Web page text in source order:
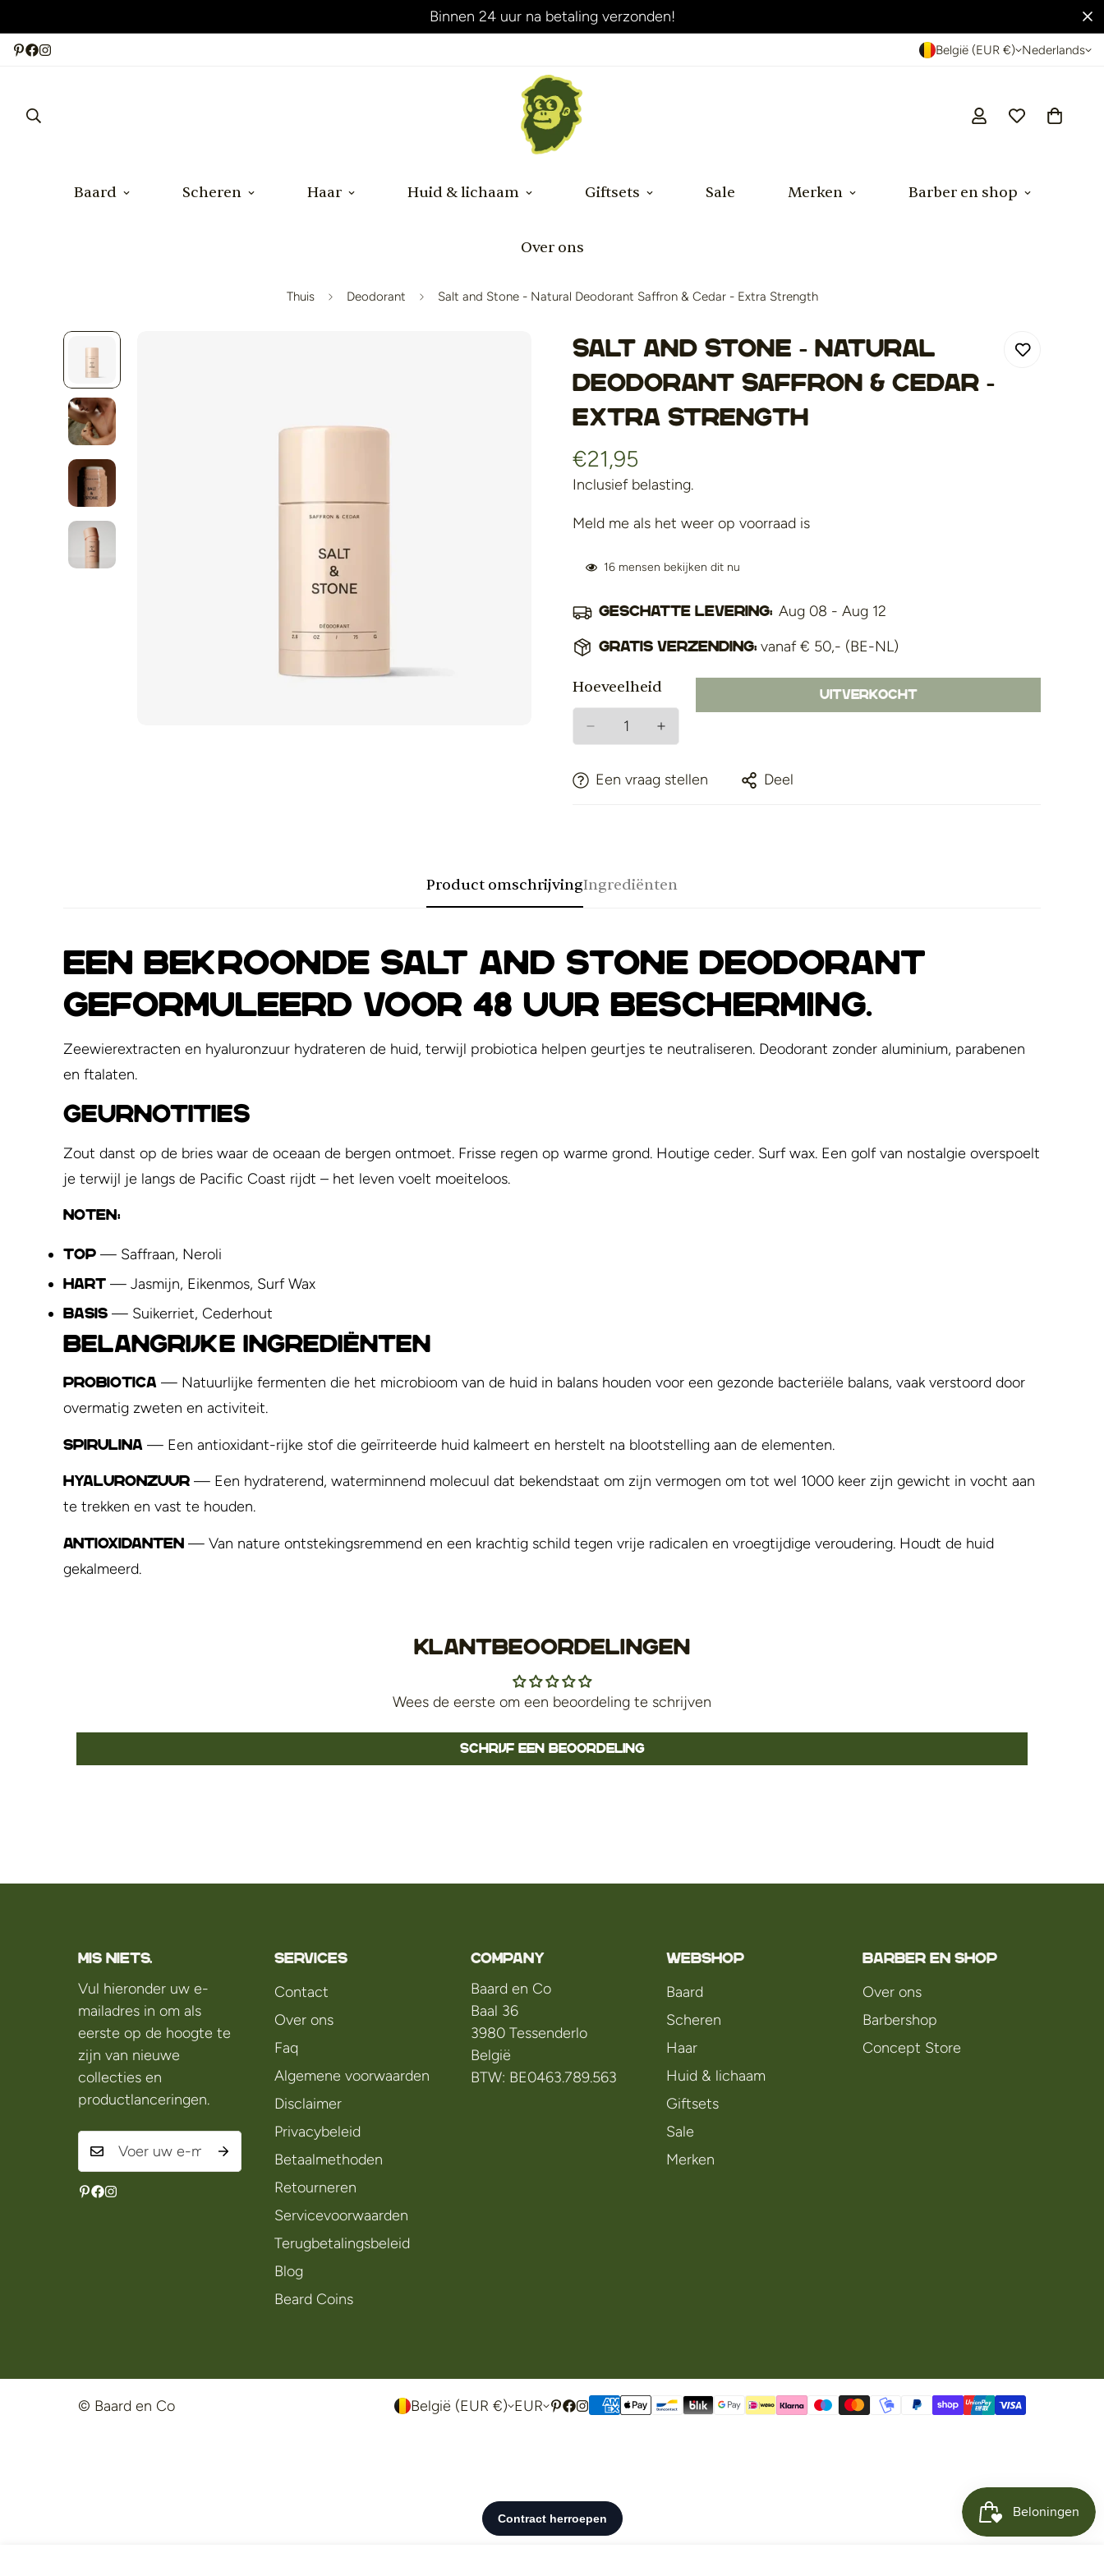
Binnen 24 uur na betaling verzonden!
België (EUR €) Nederlands
Baard Scheren Haar Huid & lichaam Giftsets Sale Merken Barber en shop
Over ons
Thuis Deodorant Salt and Stone - Natural Deodorant Saffron & Cedar - Extra Strength
Salt and Stone - Natural
Deodorant Saffron & Cedar -
Extra Strength
Normale
prijs
€21,95
Inclusief belasting.
Meld me als het weer op voorraad is
16 mensen bekijken dit nu
Geschatte levering: Aug 08 - Aug 12
Gratis verzending: vanaf € 50,- (BE-NL)
Hoeveelheid Uitverkocht
Een vraag stellen Deel
Product omschrijvingIngrediënten
Een bekroonde Salt and Stone deodorant
geformuleerd voor 48 uur bescherming.
Zeewierextracten en hyaluronzuur hydrateren de huid, terwijl probiotica helpen geurtjes te neutraliseren. Deodorant zonder aluminium, parabenen
en ftalaten.
Geurnotities
Zout danst op de bries waar de oceaan de bergen ontmoet. Frisse regen op warme grond. Houtige ceder. Surf wax. Een golf van nostalgie overspoelt
je terwijl je langs de Pacific Coast rijdt – het leven voelt moeiteloos.
Noten:
Top — Saffraan, Neroli
Hart — Jasmijn, Eikenmos, Surf Wax
Basis — Suikerriet, Cederhout
Belangrijke Ingrediënten
Probiotica — Natuurlijke fermenten die het microbioom van de huid in balans houden voor een gezonde bacteriële balans, vaak verstoord door
overmatig zweten en activiteit.
Spirulina — Een antioxidant-rijke stof die geïrriteerde huid kalmeert en herstelt na blootstelling aan de elementen.
Hyaluronzuur — Een hydraterend, waterminnend molecuul dat bekendstaat om zijn vermogen om tot wel 1000 keer zijn gewicht in vocht aan
te trekken en vast te houden.
Antioxidanten — Van nature ontstekingsremmend en een krachtig schild tegen vrije radicalen en vroegtijdige veroudering. Houdt de huid
gekalmeerd.
Klantbeoordelingen
Wees de eerste om een beoordeling te schrijven
Schrijf een beoordeling
Mis niets.
Vul hieronder uw e-
mailadres in om als
eerste op de hoogte te
zijn van nieuwe
collecties en
productlanceringen.
Services
Contact
Over ons
Faq
Algemene voorwaarden
Disclaimer
Privacybeleid
Betaalmethoden
Retourneren
Servicevoorwaarden
Terugbetalingsbeleid
Blog
Beard Coins
Company
Baard en Co
Baal 36
3980 Tessenderlo
België
BTW: BE0463.789.563
WEBSHOP
Baard
Scheren
Haar
Huid & lichaam
Giftsets
Sale
Merken
Barber en Shop
Over ons
Barbershop
Concept Store
© Baard en Co België (EUR €) EUR